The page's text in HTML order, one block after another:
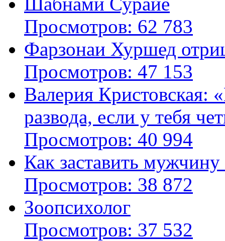
Просмотров: 62 783
Фарзонаи Хуршед
Просмотров: 47 153
Валерия Кристовская:
развода, если у тебя
Просмотров: 40 994
Как заставить
Просмотров: 38 872
Зоопсихолог
Просмотров: 37 532